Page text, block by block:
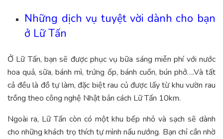
Những dịch vụ tuyệt vời dành cho bạn
ở Lữ Tấn
Ở Lữ Tấn, bạn sẽ được phục vụ bữa sáng miễn phí với nước
hoa quả, sữa, bánh mì, trứng ốp, bánh cuốn, bún phở….Và tất
cả đều là đồ tự làm, đặc biệt rau củ được lấy từ khu vườn rau
trồng theo công nghệ Nhật bản cách Lữ Tấn 10km.
Ngoài ra, Lữ Tấn còn có một khu bếp nhỏ và sạch sẽ dành
cho những khách trọ thích tự mình nấu nướng. Bạn chỉ cần nhờ